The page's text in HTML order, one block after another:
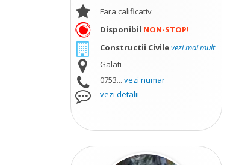
Fara calificativ
Disponibil NON-STOP!
Constructii Civilevezi mai mult
Galati
0753... vezi numar
vezi detalii